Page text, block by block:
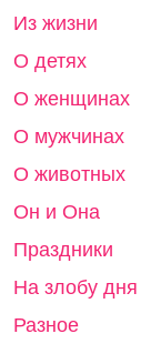
Из жизни
О детях
О женщинах
О мужчинах
О животных
Он и Она
Праздники
На злобу дня
Разное